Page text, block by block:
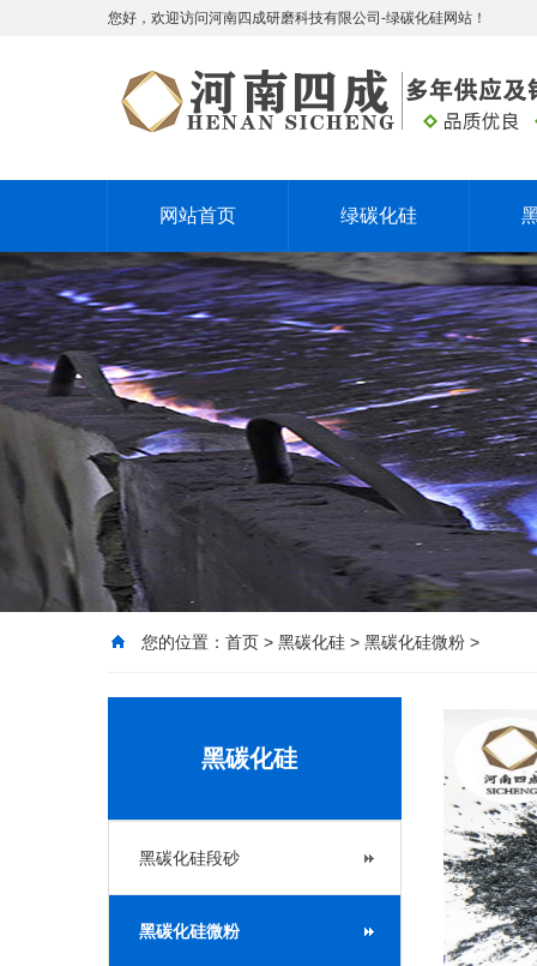
您好，欢迎访问河南四成研磨科技有限公司-绿碳化硅网站！
网站首页 绿碳化硅
您的位置： 首页 > 黑碳化硅 > 黑碳化硅微粉 >
黑碳化硅
黑碳化硅段砂
黑碳化硅微粉